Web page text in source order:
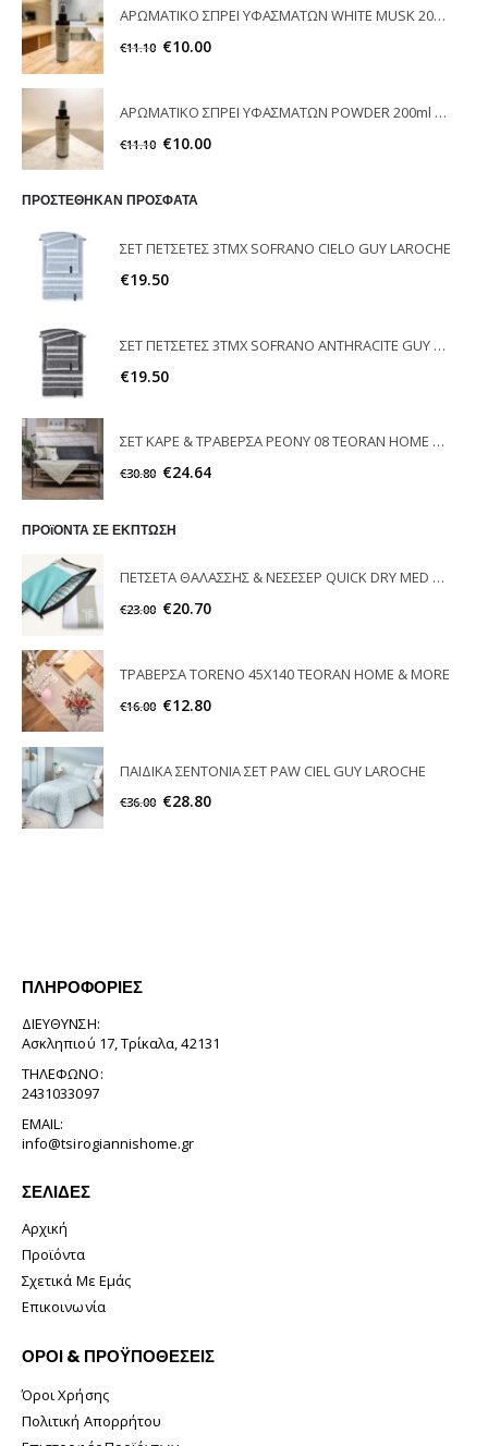
ΑΡΩΜΑΤΙΚΟ ΣΠΡΕΙ ΥΦΑΣΜΑΤΩΝ WHITE MUSK 200ml ELEGANT
€11.10 €10.00
ΑΡΩΜΑΤΙΚΟ ΣΠΡΕΙ ΥΦΑΣΜΑΤΩΝ POWDER 200ml ELEGANT
€11.10 €10.00
ΠΡΟΣΤΕΘΗΚΑΝ ΠΡΟΣΦΑΤΑ
ΣΕΤ ΠΕΤΣΕΤΕΣ 3ΤΜΧ SOFRANO CIELO GUY LAROCHE
€19.50
ΣΕΤ ΠΕΤΣΕΤΕΣ 3ΤΜΧ SOFRANO ANTHRACITE GUY LAROCHE
€19.50
ΣΕΤ ΚΑΡΕ & ΤΡΑΒΕΡΣΑ PEONY 08 TEORAN HOME & MORE
€30.80 €24.64
ΠΡΟϊΟΝΤΑ ΣΕ ΕΚΠΤΩΣΗ
ΠΕΤΣΕΤΑ ΘΑΛΑΣΣΗΣ & ΝΕΣΕΣΕΡ QUICK DRY MED 05 FEEL & TOUCH
€23.00 €20.70
ΤΡΑΒΕΡΣΑ TORENO 45Χ140 TEORAN HOME & MORE
€16.00 €12.80
ΠΑΙΔΙΚΑ ΣΕΝΤΟΝΙΑ ΣΕΤ PAW CIEL GUY LAROCHE
€36.00 €28.80
ΠΛΗΡΟΦΟΡΊΕΣ
ΔΙΕΎΘΥΝΣΗ:
Ασκληπιού 17, Τρίκαλα, 42131
ΤΗΛΈΦΩΝΟ:
2431033097
EMAIL:
info@tsirogiannishome.gr
ΣΕΛΊΔΕΣ
Αρχική
Προϊόντα
Σχετικά Με Εμάς
Επικοινωνία
ΟΡΟΙ & ΠΡΟΫΠΟΘΕΣΕΙΣ
Όροι Χρήσης
Πολιτική Απορρήτου